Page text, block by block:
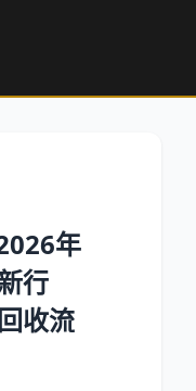
年
行
收流